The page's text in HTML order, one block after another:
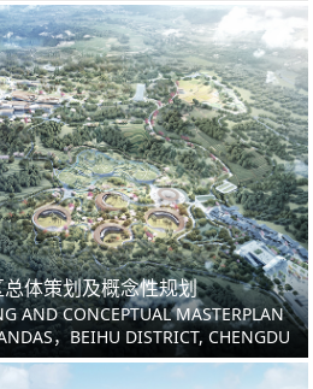
体策划及概念性规划
AND CONCEPTUAL MASTERPLAN
，BEIHU DISTRICT, CHENGDU